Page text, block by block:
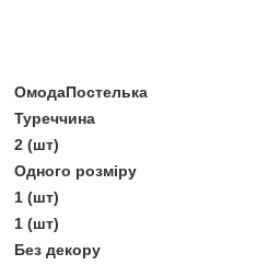
ОмодаПостелька
Туреччина
2 (шт)
Одного розміру
1 (шт)
1 (шт)
Без декору